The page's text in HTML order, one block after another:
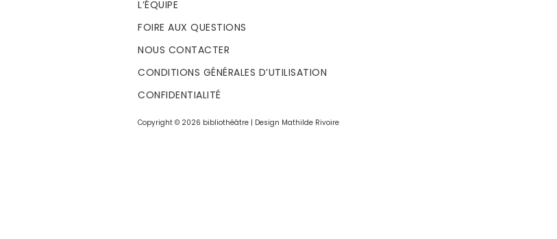
L’ÉQUIPE
FOIRE AUX QUESTIONS
NOUS CONTACTER
CONDITIONS GÉNÉRALES D’UTILISATION
CONFIDENTIALITÉ
Copyright © 2026 bibliothéâtre | Design Mathilde Rivoire